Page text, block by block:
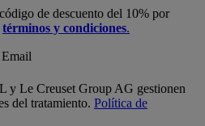
de descuento del 10% por
términos y condiciones.
Email
y Le Creuset Group AG gestionen
del tratamiento. Política de